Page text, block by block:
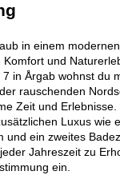
in einem
und
in Årgab wohnst du
rauschenden
Zeit und
Luxus wie
und ein zweites
Jahreszeit zu
ein.